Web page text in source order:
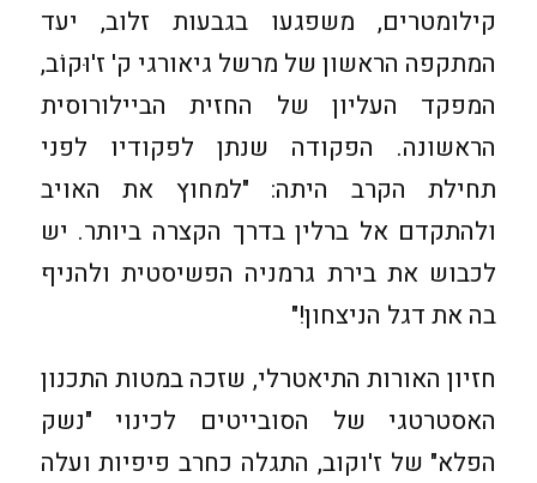
קילומטרים, משפגעו בגבעות זלוב, יעד
המתקפה הראשון של מרשל גיאורגי ק' ז'וּקוֹב,
המפקד העליון של החזית הביילורוסית
הראשונה. הפקודה שנתן לפקודיו לפני
תחילת הקרב היתה: "למחוץ את האויב
ולהתקדם אל ברלין בדרך הקצרה ביותר. יש
לכבוש את בירת גרמניה הפשיסטית ולהניף
בה את דגל הניצחון!"
חזיון האורות התיאטרלי, שזכה במטות התכנון
האסטרטגי של הסובייטים לכינוי "נשק
הפלא" של ז'וקוב, התגלה כחרב פיפיות ועלה